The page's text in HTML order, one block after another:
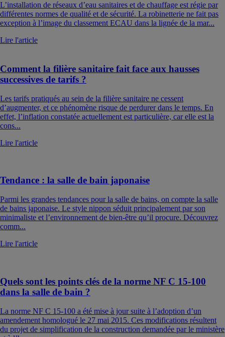
L’installation de réseaux d’eau sanitaires et de chauffage est régie par
différentes normes de qualité et de sécurité. La robinetterie ne fait pas
exception à l’image du classement ECAU dans la lignée de la mar...
Lire l'article
Comment la filière sanitaire fait face aux hausses
successives de tarifs ?
Les tarifs pratiqués au sein de la filière sanitaire ne cessent
d’augmenter, et ce phénomène risque de perdurer dans le temps. En
effet, l’inflation constatée actuellement est particulière, car elle est la
cons...
Lire l'article
Tendance : la salle de bain japonaise
Parmi les grandes tendances pour la salle de bains, on compte la salle
de bains japonaise. Le style nippon séduit principalement par son
minimaliste et l’environnement de bien-être qu’il procure. Découvrez
comm...
Lire l'article
Quels sont les points clés de la norme NF C 15-100
dans la salle de bain ?
La norme NF C 15-100 a été mise à jour suite à l’adoption d’un
amendement homologué le 27 mai 2015. Ces modifications résultent
du projet de simplification de la construction demandée par le ministère